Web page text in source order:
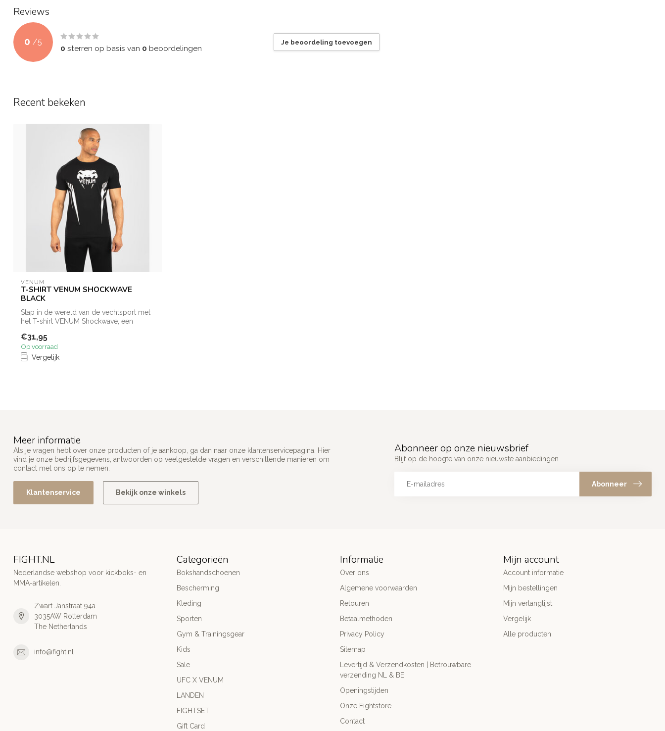
Reviews
0 /5
0 sterren op basis van 0 beoordelingen
Je beoordeling toevoegen
Recent bekeken
VENUM
T-SHIRT VENUM SHOCKWAVE
BLACK
Stap in de wereld van de vechtsport met
het T-shirt VENUM Shockwave, een
€31,95
Op voorraad
Vergelijk
Meer informatie
Als je vragen hebt over onze producten of je aankoop, ga dan naar onze klantenservicepagina. Hier
vind je onze bedrijfsgegevens, antwoorden op veelgestelde vragen en verschillende manieren om
contact met ons op te nemen.
Klantenservice Bekijk onze winkels
Abonneer op onze nieuwsbrief
Blijf op de hoogte van onze nieuwste aanbiedingen
Abonneer
FIGHT.NL
Nederlandse webshop voor kickboks- en
MMA-artikelen.
Zwart Janstraat 94a
3035AW Rotterdam
The Netherlands
info@fight.nl
Categorieën
Bokshandschoenen
Bescherming
Kleding
Sporten
Gym & Trainingsgear
Kids
Sale
UFC X VENUM
LANDEN
FIGHTSET
Gift Card
Informatie
Over ons
Algemene voorwaarden
Retouren
Betaalmethoden
Privacy Policy
Sitemap
Levertijd & Verzendkosten | Betrouwbare
verzending NL & BE
Openingstijden
Onze Fightstore
Contact
Mijn account
Account informatie
Mijn bestellingen
Mijn verlanglijst
Vergelijk
Alle producten